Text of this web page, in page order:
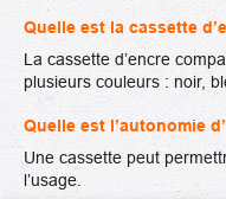
Quelle est la cassette
La cassette d’encre
plusieurs couleurs : noir,
Quelle est l’autonomie
Une cassette peut
l’usage.